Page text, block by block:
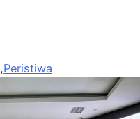
,Peristiwa